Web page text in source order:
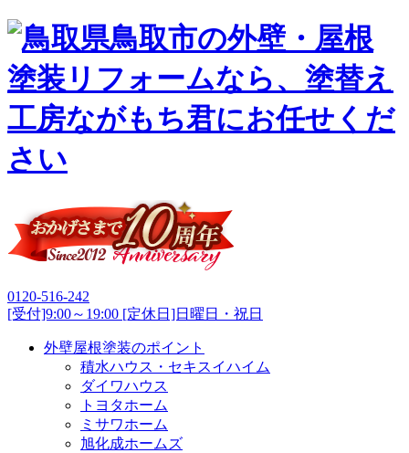
0120-516-242
[受付]9:00～19:00 [定休日]日曜日・祝日
外壁屋根塗装のポイント
積水ハウス・セキスイハイム
ダイワハウス
トヨタホーム
ミサワホーム
旭化成ホームズ